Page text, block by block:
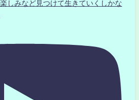
しみなど見つけて生きていくしかな